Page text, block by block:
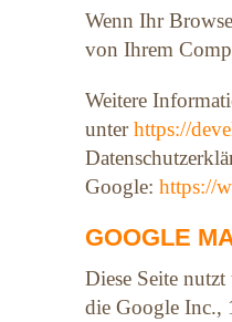
Wenn Ihr
von Ihrem
Weitere
unterhttps://
Google: https://
GOOGLE
Diese Seite
die Google Inc.,